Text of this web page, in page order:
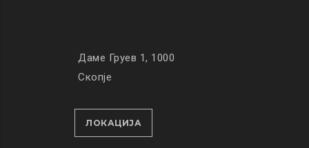
Даме Груев 1, 1000
Скопје
ЛОКАЦИЈА